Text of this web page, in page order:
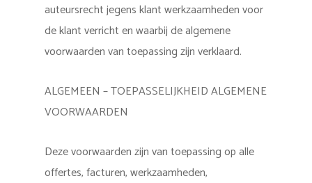
auteursrecht jegens klant werkzaamheden voor
de klant verricht en waarbij de algemene
voorwaarden van toepassing zijn verklaard.
ALGEMEEN – TOEPASSELIJKHEID ALGEMENE
VOORWAARDEN
Deze voorwaarden zijn van toepassing op alle
offertes, facturen, werkzaamheden,